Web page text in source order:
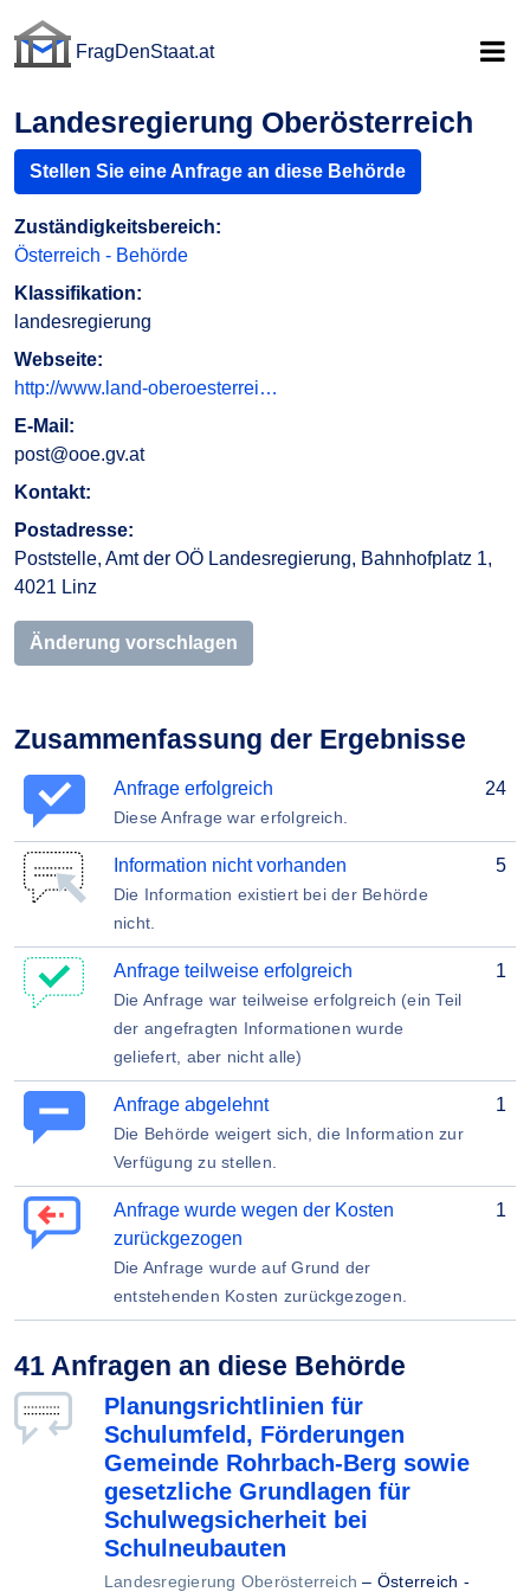
FragDenStaat.at
Landesregierung Oberösterreich
Stellen Sie eine Anfrage an diese Behörde
Zuständigkeitsbereich:
Österreich - Behörde
Klassifikation:
landesregierung
Webseite:
http://www.land-oberoesterrei…
E-Mail:
post@ooe.gv.at
Kontakt:
Postadresse:
Poststelle, Amt der OÖ Landesregierung, Bahnhofplatz 1,
4021 Linz
Änderung vorschlagen
Zusammenfassung der Ergebnisse
Anfrage erfolgreich
Diese Anfrage war erfolgreich.
24
Information nicht vorhanden
Die Information existiert bei der Behörde
nicht.
5
Anfrage teilweise erfolgreich
Die Anfrage war teilweise erfolgreich (ein Teil
der angefragten Informationen wurde
geliefert, aber nicht alle)
1
Anfrage abgelehnt
Die Behörde weigert sich, die Information zur
Verfügung zu stellen.
1
Anfrage wurde wegen der Kosten
zurückgezogen
Die Anfrage wurde auf Grund der
entstehenden Kosten zurückgezogen.
1
41 Anfragen an diese Behörde
Planungsrichtlinien für
Schulumfeld, Förderungen
Gemeinde Rohrbach-Berg sowie
gesetzliche Grundlagen für
Schulwegsicherheit bei
Schulneubauten
Landesregierung Oberösterreich – Österreich -